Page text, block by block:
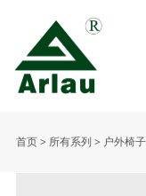
首页> 所有系列 > 户外椅子